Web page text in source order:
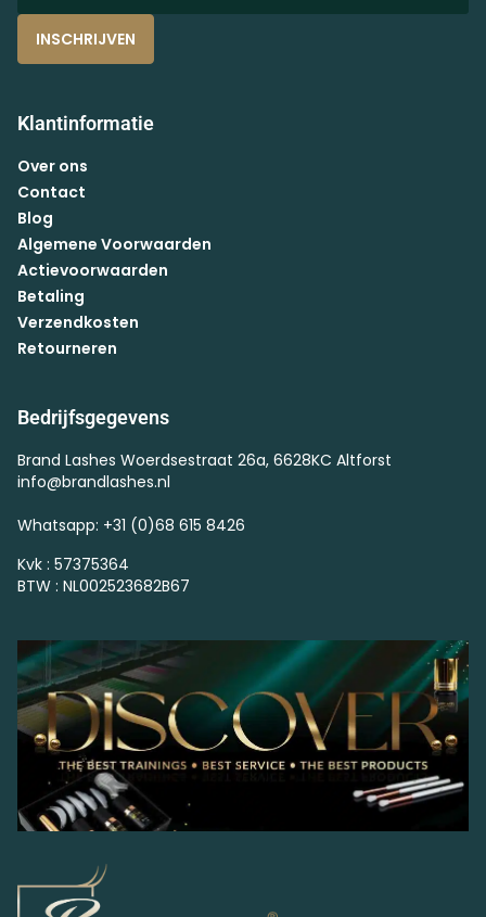
INSCHRIJVEN
Klantinformatie
Over ons
Contact
Blog
Algemene Voorwaarden
Actievoorwaarden
Betaling
Verzendkosten
Retourneren
Bedrijfsgegevens
Brand Lashes Woerdsestraat 26a, 6628KC Altforst
info@brandlashes.nl
Whatsapp: +31 (0)68 615 8426
Kvk : 57375364
BTW : NL002523682B67